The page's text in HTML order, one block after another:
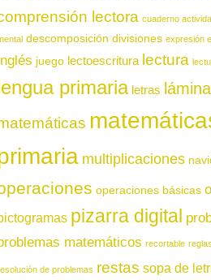
lectora cuaderno
descomposición divisiones expresión
juego lectoescritura lectura
primaria letras
multiplicaciones
operaciones básicas
pizarra digital
matemáticos recortable
de problemas restas sopa de